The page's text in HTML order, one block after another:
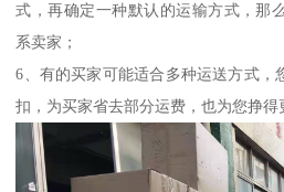
式，再确定一种默认的运输方式，那
系卖家；
6、有的买家可能适合多种运送方式，
扣，为买家省去部分运费，也为您挣得